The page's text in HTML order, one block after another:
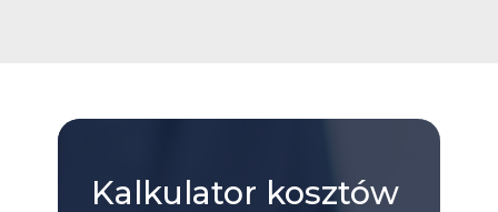
Kalkulator kosztów